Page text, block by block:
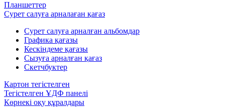
Планшеттер
Сурет салуға арналаған қағаз
Сурет салуға арналған альбомдар
Графика қағазы
Кескіндеме қағазы
Сызуға арналған қағаз
Скетчбуктер
Картон тегістелген
Тегістелген ҰДФ панелі
Көрнекі оқу құралдары